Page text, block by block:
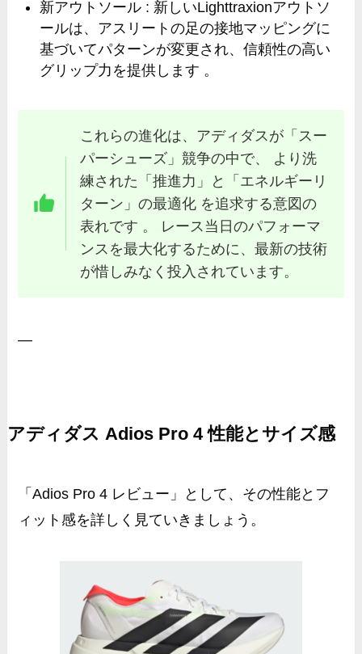
新アウトソール : 新しいLighttraxionアウトソ
ールは、アスリートの足の接地マッピングに
基づいてパターンが変更され、信頼性の高い
グリップ力を提供します 。
これらの進化は、アディダスが「スー
パーシューズ」競争の中で、 より洗
練された「推進力」と「エネルギーリ
ターン」の最適化 を追求する意図の
表れです 。 レース当日のパフォーマ
ンスを最大化するために、最新の技術
が惜しみなく投入されています。
—
アディダス Adios Pro 4 性能とサイズ感
「Adios Pro 4 レビュー」として、その性能とフ
ィット感を詳しく見ていきましょう。